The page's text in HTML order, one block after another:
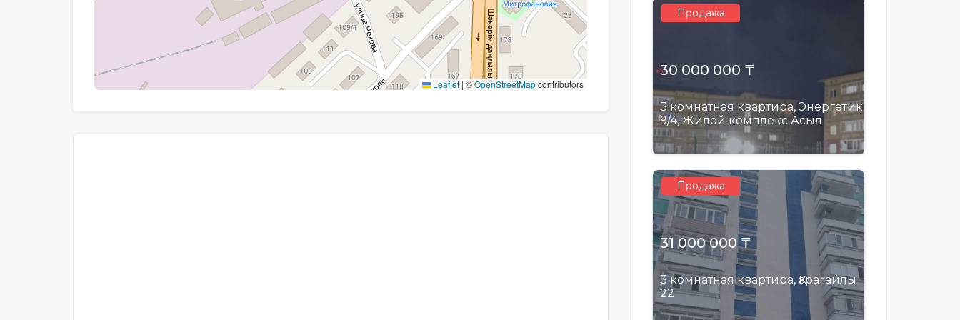
Leaflet | ©OpenStreetMapcontributors
Продажа
30 000 000 ₸
3 комнатная квартира, Энергетик
9/4, Жилой комплекс Асыл
Продажа
31 000 000 ₸
3 комнатная квартира, Қарағайлы
22